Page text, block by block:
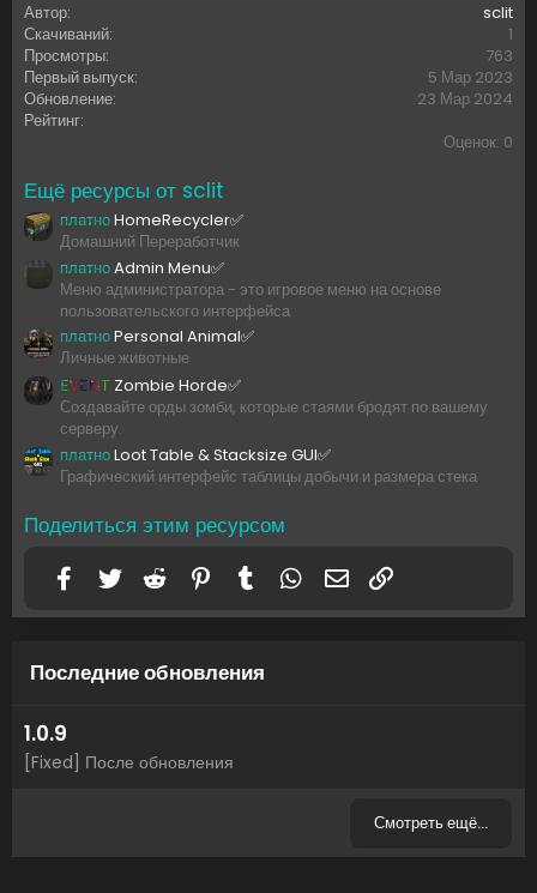
Автор
sclit
Скачиваний
1
Просмотры
763
Первый выпуск
5 Мар 2023
Обновление
23 Мар 2024
Рейтинг
Оценок: 0
Ещё ресурсы от sclit
платноHomeRecycler✅
Домашний Переработчик
платноAdmin Menu✅
Меню администратора - это игровое меню на основе
пользовательского интерфейса
платноPersonal Animal✅
Личные животные
EVENT Zombie Horde✅
Создавайте орды зомби, которые стаями бродят по вашему
серверу.
платноLoot Table & Stacksize GUI✅
Графический интерфейс таблицы добычи и размера стека
Поделиться этим ресурсом
Facebook
Twitter Reddit Pinterest
Tumblr WhatsAppЭлектронная почта
Последние обновления
1.0.9
[Fixed] После обновления
Смотреть ещё…